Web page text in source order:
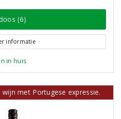
(6)
informatie
in huis
met Portugese expressie.